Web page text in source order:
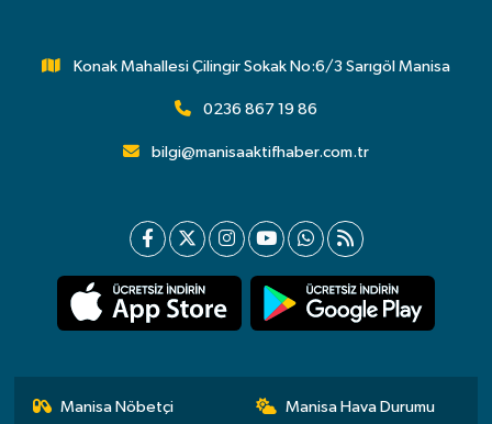
Konak Mahallesi Çilingir Sokak No:6/3 Sarıgöl Manisa
0236 867 19 86
bilgi@manisaaktifhaber.com.tr
Manisa Nöbetçi
Manisa Hava Durumu